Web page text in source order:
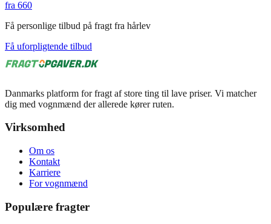
fra 660
Få personlige tilbud på fragt fra hårlev
Få uforpligtende tilbud
Danmarks platform for fragt af store ting til lave priser. Vi matcher
dig med vognmænd der allerede kører ruten.
Virksomhed
Om os
Kontakt
Karriere
For vognmænd
Populære fragter